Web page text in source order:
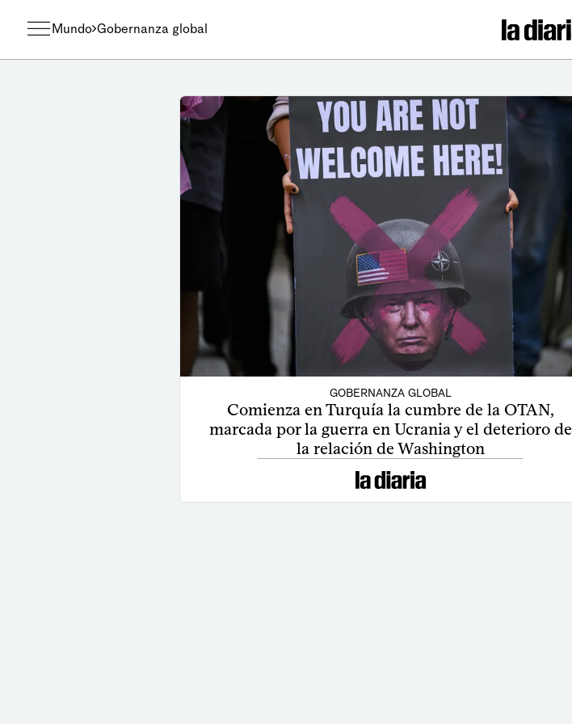
Mundo Gobernanza global
GOBERNANZA GLOBAL
Comienza en Turquía la cumbre de la OTAN,
marcada por la guerra en Ucrania y el deterioro de
la relación de Washington